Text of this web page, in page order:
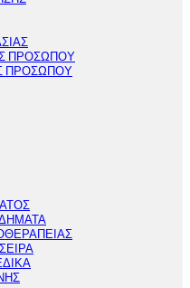
ΠΡΟΣΩΠΟΥ
ΠΡΟΣΩΠΟΥ